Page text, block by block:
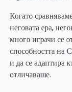
Когато
неговата ера,
много играчи се
способността на
и да се адаптира
отличаваше.